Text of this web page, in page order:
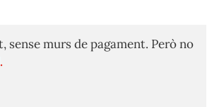
murs de pagament. Però no